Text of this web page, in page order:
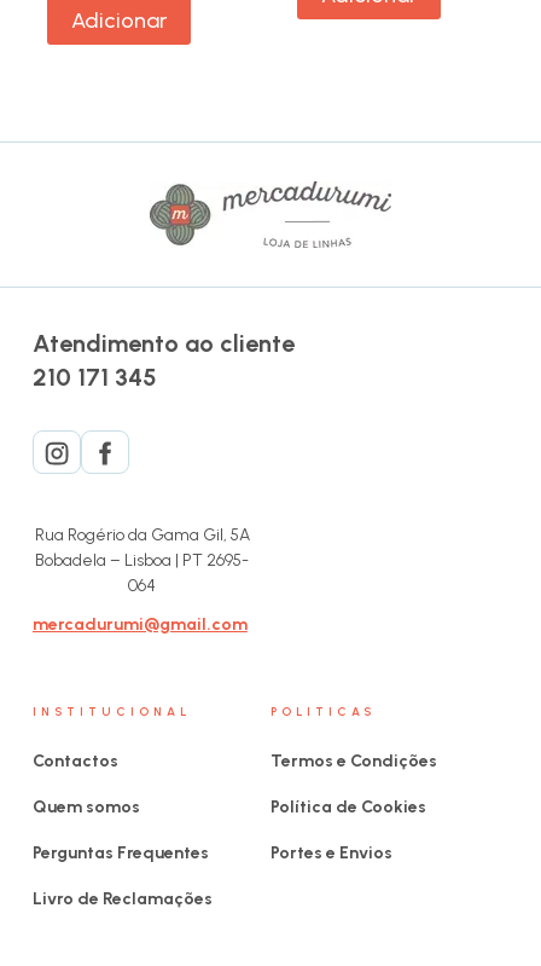
Adicionar
Atendimento ao cliente
210 171 345
Rua Rogério da Gama Gil, 5A
Bobadela – Lisboa | PT 2695-
064
mercadurumi@gmail.com
INSTITUCIONAL
Contactos
Quem somos
Perguntas Frequentes
Livro de Reclamações
POLITICAS
Termos e Condições
Política de Cookies
Portes e Envios